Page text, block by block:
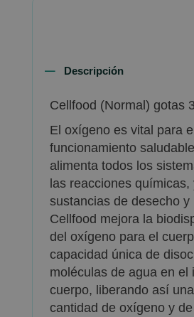
Descripción
Cellfood (Normal) gotas
El oxígeno es vital para el
funcionamiento
alimenta todos los
las reacciones
sustancias de desecho y
Cellfood mejora la
del oxígeno para el
capacidad única de
moléculas de agua en el
cuerpo, liberando así
cantidad de oxígeno y